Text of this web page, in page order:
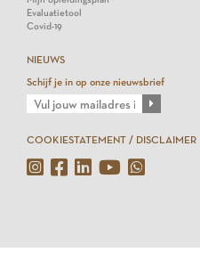
Evaluatietool
Covid-19
NIEUWS
Schijf je in op onze nieuwsbrief
COOKIESTATEMENT / DISCLAIMER